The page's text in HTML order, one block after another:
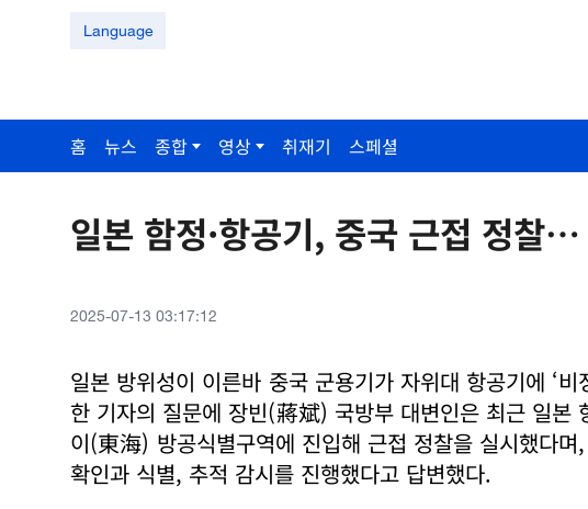
Language
홈 뉴스 종합 영상 취재기 스페셜
일본 함정·항공기, 중국 근접 정찰
2025-07-13 03:17:12
일본 방위성이 이른바 중국 군용기가 자위대 항공기에 ‘
한 기자의 질문에 장빈(蔣斌) 국방부 대변인은 최근 일본
이(東海) 방공식별구역에 진입해 근접 정찰을 실시했다
확인과 식별, 추적 감시를 진행했다고 답변했다.